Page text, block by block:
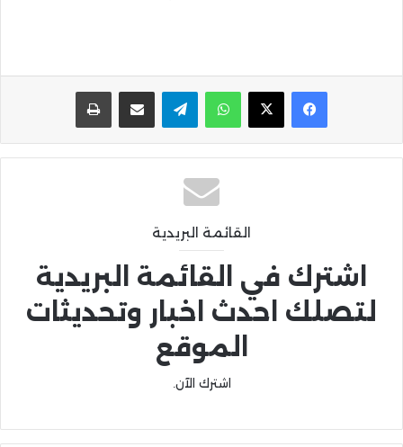
واتساب تيلقرام مشاركة عبر البريد
القائمة البريدية
اشترك في القائمة البريدية
لتصلك احدث اخبار وتحديثات
الموقع
اشترك الآن.